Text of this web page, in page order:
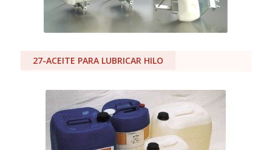
27-ACEITE PARA LUBRICAR HILO